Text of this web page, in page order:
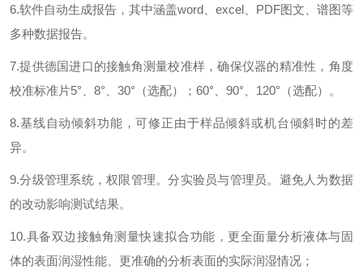
6.软件自动生成报告，其中涵盖word excel PDF图文、谱图等
多种数据报告。
7.提供德国进口的接触角测量校准样，确保仪器的精准性，角度
校准标准片5°、 8°、 30°（选配）； 60°、 90°、 120°（选配）。
8.基线自动倾斜功能，可修正由于样品倾斜或机台倾斜时的差
异。
9.分级管理系统，权限管理。分实验员与管理员。避免人为数据
的改动影响测试结果。
10.具备双边接触角测量快速拟合功能，更全面量分析液体与固
体的表面润湿性能、更准确的分析表面的实际润湿情况；